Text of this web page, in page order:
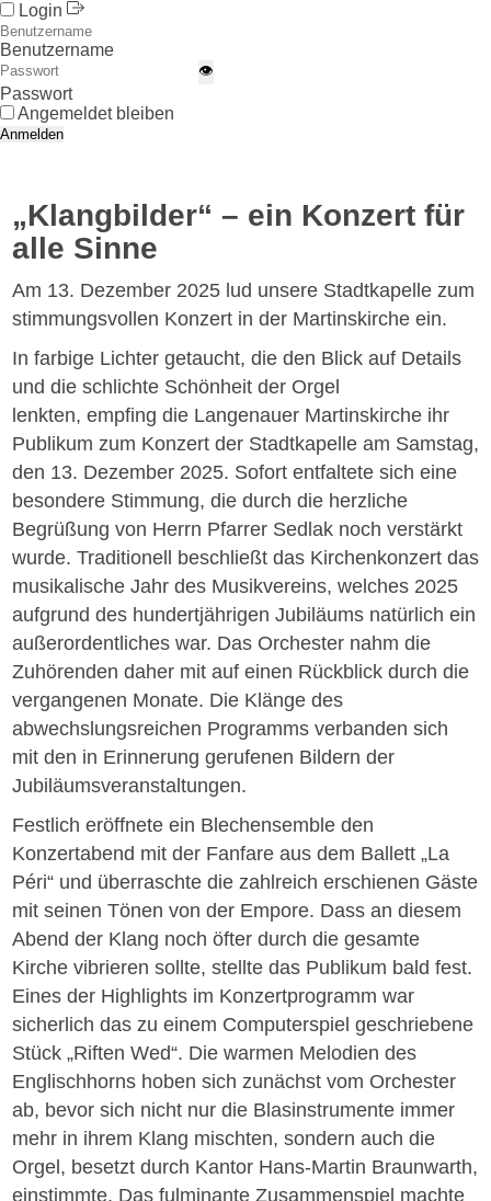
Login
Benutzername
👁
Passwort
Angemeldet bleiben
Anmelden
„Klangbilder“ – ein Konzert für
alle Sinne
Am 13. Dezember 2025 lud unsere Stadtkapelle zum
stimmungsvollen Konzert in der Martinskirche ein.
In farbige Lichter getaucht, die den Blick auf Details
und die schlichte Schönheit der Orgel
lenkten, empfing die Langenauer Martinskirche ihr
Publikum zum Konzert der Stadtkapelle am Samstag,
den 13. Dezember 2025. Sofort entfaltete sich eine
besondere Stimmung, die durch die herzliche
Begrüßung von Herrn Pfarrer Sedlak noch verstärkt
wurde. Traditionell beschließt das Kirchenkonzert das
musikalische Jahr des Musikvereins, welches 2025
aufgrund des hundertjährigen Jubiläums natürlich ein
außerordentliches war. Das Orchester nahm die
Zuhörenden daher mit auf einen Rückblick durch die
vergangenen Monate. Die Klänge des
abwechslungsreichen Programms verbanden sich
mit den in Erinnerung gerufenen Bildern der
Jubiläumsveranstaltungen.
Festlich eröffnete ein Blechensemble den
Konzertabend mit der Fanfare aus dem Ballett „La
Péri“ und überraschte die zahlreich erschienen Gäste
mit seinen Tönen von der Empore. Dass an diesem
Abend der Klang noch öfter durch die gesamte
Kirche vibrieren sollte, stellte das Publikum bald fest.
Eines der Highlights im Konzertprogramm war
sicherlich das zu einem Computerspiel geschriebene
Stück „Riften Wed“. Die warmen Melodien des
Englischhorns hoben sich zunächst vom Orchester
ab, bevor sich nicht nur die Blasinstrumente immer
mehr in ihrem Klang mischten, sondern auch die
Orgel, besetzt durch Kantor Hans-Martin Braunwarth,
einstimmte. Das fulminante Zusammenspiel machte